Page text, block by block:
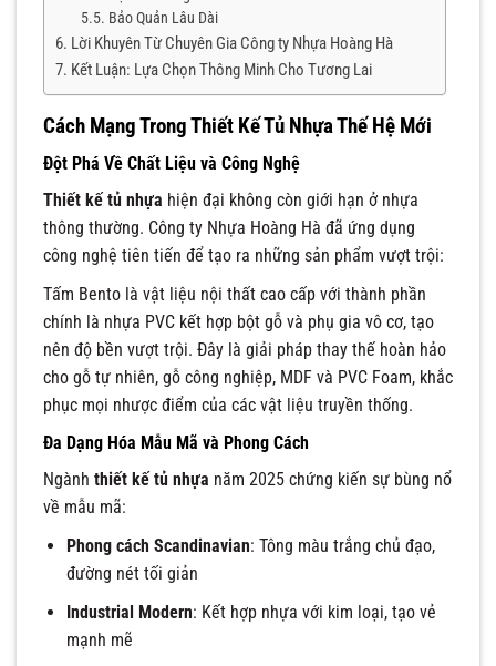
Bảo Quản Lâu Dài
Lời Khuyên Từ Chuyên Gia Công ty Nhựa Hoàng Hà
Kết Luận: Lựa Chọn Thông Minh Cho Tương Lai
Cách Mạng Trong Thiết Kế Tủ Nhựa Thế Hệ Mới
Đột Phá Về Chất Liệu và Công Nghệ
Thiết kế tủ nhựa hiện đại không còn giới hạn ở nhựa
thông thường. Công ty Nhựa Hoàng Hà đã ứng dụng
công nghệ tiên tiến để tạo ra những sản phẩm vượt trội:
Tấm Bento là vật liệu nội thất cao cấp với thành phần
chính là nhựa PVC kết hợp bột gỗ và phụ gia vô cơ, tạo
nên độ bền vượt trội. Đây là giải pháp thay thế hoàn hảo
cho gỗ tự nhiên, gỗ công nghiệp, MDF và PVC Foam, khắc
phục mọi nhược điểm của các vật liệu truyền thống.
Đa Dạng Hóa Mẫu Mã và Phong Cách
Ngành thiết kế tủ nhựa năm 2025 chứng kiến sự bùng nổ
về mẫu mã:
Phong cách Scandinavian: Tông màu trắng chủ đạo,
đường nét tối giản
Industrial Modern: Kết hợp nhựa với kim loại, tạo vẻ
mạnh mẽ